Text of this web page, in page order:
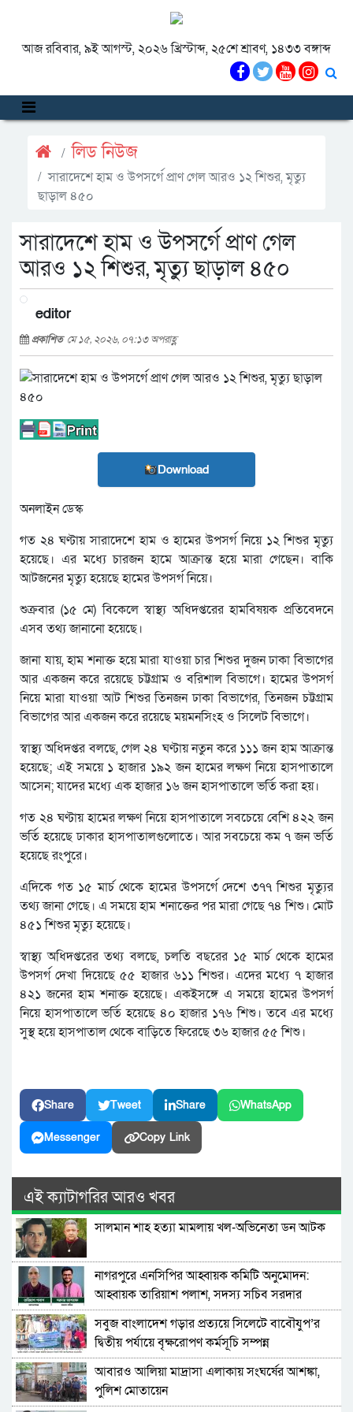
আজ রবিবার, ৯ই আগস্ট, ২০২৬ খ্রিস্টাব্দ, ২৫শে শ্রাবণ, ১৪৩৩ বঙ্গাব্দ
লিড নিউজ
সারাদেশে হাম ও উপসর্গে প্রাণ গেল আরও ১২ শিশুর, মৃত্যু
ছাড়াল ৪৫০
সারাদেশে হাম ও উপসর্গে প্রাণ গেল
আরও ১২ শিশুর, মৃত্যু ছাড়াল ৪৫০
editor
প্রকাশিত মে ১৫, ২০২৬, ০৭:১৩ অপরাহ্ণ
Download
অনলাইন ডেস্ক
গত ২৪ ঘণ্টায় সারাদেশে হাম ও হামের উপসর্গ নিয়ে ১২ শিশুর মৃত্যু
হয়েছে। এর মধ্যে চারজন হামে আক্রান্ত হয়ে মারা গেছেন। বাকি
আটজনের মৃত্যু হয়েছে হামের উপসর্গ নিয়ে।
শুক্রবার (১৫ মে) বিকেলে স্বাস্থ্য অধিদপ্তরের হামবিষয়ক প্রতিবেদনে
এসব তথ্য জানানো হয়েছে।
জানা যায়, হাম শনাক্ত হয়ে মারা যাওয়া চার শিশুর দুজন ঢাকা বিভাগের
আর একজন করে রয়েছে চট্টগ্রাম ও বরিশাল বিভাগে। হামের উপসর্গ
নিয়ে মারা যাওয়া আট শিশুর তিনজন ঢাকা বিভাগের, তিনজন চট্টগ্রাম
বিভাগের আর একজন করে রয়েছে ময়মনসিংহ ও সিলেট বিভাগে।
স্বাস্থ্য অধিদপ্তর বলছে, গেল ২৪ ঘণ্টায় নতুন করে ১১১ জন হাম আক্রান্ত
হয়েছে; এই সময়ে ১ হাজার ১৯২ জন হামের লক্ষণ নিয়ে হাসপাতালে
আসেন; যাদের মধ্যে এক হাজার ১৬ জন হাসপাতালে ভর্তি করা হয়।
গত ২৪ ঘণ্টায় হামের লক্ষণ নিয়ে হাসপাতালে সবচেয়ে বেশি ৪২২ জন
ভর্তি হয়েছে ঢাকার হাসপাতালগুলোতে। আর সবচেয়ে কম ৭ জন ভর্তি
হয়েছে রংপুরে।
এদিকে গত ১৫ মার্চ থেকে হামের উপসর্গে দেশে ৩৭৭ শিশুর মৃত্যুর
তথ্য জানা গেছে। এ সময়ে হাম শনাক্তের পর মারা গেছে ৭৪ শিশু। মোট
৪৫১ শিশুর মৃত্যু হয়েছে।
স্বাস্থ্য অধিদপ্তরের তথ্য বলছে, চলতি বছরের ১৫ মার্চ থেকে হামের
উপসর্গ দেখা দিয়েছে ৫৫ হাজার ৬১১ শিশুর। এদের মধ্যে ৭ হাজার
৪২১ জনের হাম শনাক্ত হয়েছে। একইসঙ্গে এ সময়ে হামের উপসর্গ
নিয়ে হাসপাতালে ভর্তি হয়েছে ৪০ হাজার ১৭৬ শিশু। তবে এর মধ্যে
সুস্থ হয়ে হাসপাতাল থেকে বাড়িতে ফিরেছে ৩৬ হাজার ৫৫ শিশু।
Share Tweet Share WhatsApp
Messenger Copy Link
এই ক্যাটাগরির আরও খবর
সালমান শাহ হত্যা মামলায় খল-অভিনেতা ডন আটক
নাগরপুরে এনসিপির আহ্বায়ক কমিটি অনুমোদন:
আহ্বায়ক তারিয়াশ পলাশ, সদস্য সচিব সরদার
আশরাফ
সবুজ বাংলাদেশ গড়ার প্রত্যয়ে সিলেটে বাবৌযুপ’র
দ্বিতীয় পর্যায়ে বৃক্ষরোপণ কর্মসূচি সম্পন্ন
আবারও আলিয়া মাদ্রাসা এলাকায় সংঘর্ষের আশঙ্কা,
পুলিশ মোতায়েন